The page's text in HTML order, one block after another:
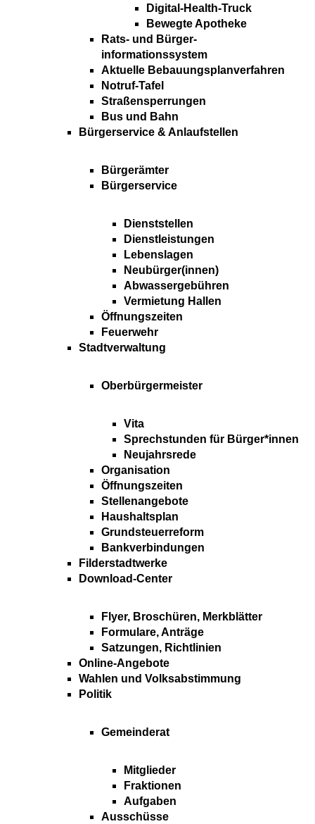
Digital-Health-Truck
Bewegte Apotheke
Rats- und Bürger-
informationssystem
Aktuelle Bebauungsplanverfahren
Notruf-Tafel
Straßensperrungen
Bus und Bahn
Bürgerservice & Anlaufstellen
Bürgerämter
Bürgerservice
Dienststellen
Dienstleistungen
Lebenslagen
Neubürger(innen)
Abwassergebühren
Vermietung Hallen
Öffnungszeiten
Feuerwehr
Stadtverwaltung
Oberbürgermeister
Vita
Sprechstunden für Bürger*innen
Neujahrsrede
Organisation
Öffnungszeiten
Stellenangebote
Haushaltsplan
Grundsteuerreform
Bankverbindungen
Filderstadtwerke
Download-Center
Flyer, Broschüren, Merkblätter
Formulare, Anträge
Satzungen, Richtlinien
Online-Angebote
Wahlen und Volksabstimmung
Politik
Gemeinderat
Mitglieder
Fraktionen
Aufgaben
Ausschüsse